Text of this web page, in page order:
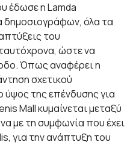
έδωσε η Lamda
όλα τα
του
ώστε να
Όπως αναφέρει η
σχετικού
της επένδυσης για
Mall κυμαίνεται μεταξύ
με τη συμφωνία που έχει
για την ανάπτυξη του